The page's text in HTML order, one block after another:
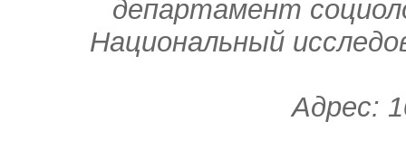
департамент
Национальный
Адрес: